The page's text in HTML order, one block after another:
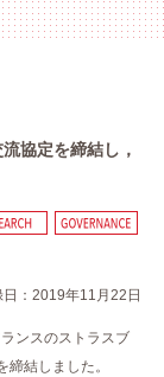
協定を締結し，
日：2019年11月22日
ンスのストラスブ
結しました。